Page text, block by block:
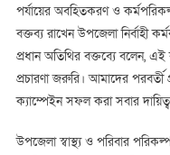
পর্যায়ের অবহিতকরণ ও
বক্তব্য রাখেন উপজেলা নির্বাহী
প্রধান অতিথির বক্তব্যে বলেন,
প্রচারণা জরুরি। আমাদের পরবর্তী
ক্যাম্পেইন সফল করা সবার
উপজেলা স্বাস্থ্য ও পরিবার